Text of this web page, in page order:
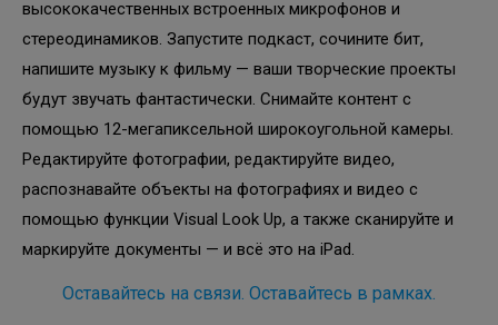
высококачественных встроенных микрофонов и
стереодинамиков. Запустите подкаст, сочините бит,
напишите музыку к фильму — ваши творческие проекты
будут звучать фантастически. Снимайте контент с
помощью 12-мегапиксельной широкоугольной камеры.
Редактируйте фотографии, редактируйте видео,
распознавайте объекты на фотографиях и видео с
помощью функции Visual Look Up, а также сканируйте и
маркируйте документы — и всё это на iPad.
Оставайтесь на связи. Оставайтесь в рамках.